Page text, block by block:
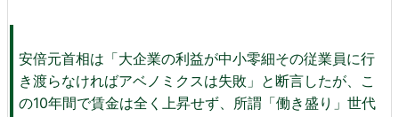
安倍元首相は「大企業の利益が中小零細その従業員に行
き渡らなければアベノミクスは失敗」と断言したが、こ
の10年間で賃金は全く上昇せず、所謂「働き盛り」世代